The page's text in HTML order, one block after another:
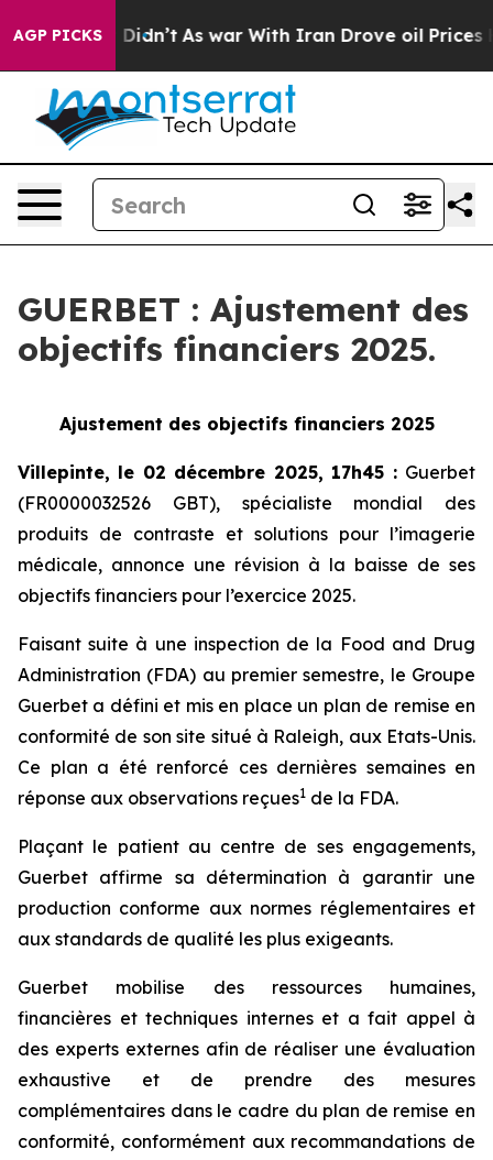
AGP PICKS
it Didn’t As war With Iran Drove oil Prices
GUERBET : Ajustement des
objectifs financiers 2025.
Ajustement des objectifs financiers 2025
Villepinte, le 02 décembre 2025, 17h45 : Guerbet
(FR0000032526 GBT), spécialiste mondial des
produits de contraste et solutions pour l’imagerie
médicale, annonce une révision à la baisse de ses
objectifs financiers pour l’exercice 2025.
Faisant suite à une inspection de la Food and Drug
Administration (FDA) au premier semestre, le Groupe
Guerbet a défini et mis en place un plan de remise en
conformité de son site situé à Raleigh, aux Etats-Unis.
Ce plan a été renforcé ces dernières semaines en
réponse aux observations reçues1 de la FDA.
Plaçant le patient au centre de ses engagements,
Guerbet affirme sa détermination à garantir une
production conforme aux normes réglementaires et
aux standards de qualité les plus exigeants.
Guerbet mobilise des ressources humaines,
financières et techniques internes et a fait appel à
des experts externes afin de réaliser une évaluation
exhaustive et de prendre des mesures
complémentaires dans le cadre du plan de remise en
conformité, conformément aux recommandations de